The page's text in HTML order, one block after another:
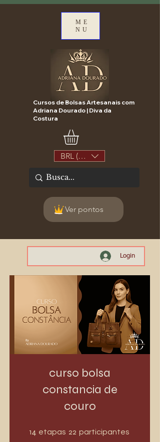
ME
NU
Cursos de Bolsas Artesanais com
Adriana Dourado | Diva da
Costura
BRL (R$)
Ver pontos
Login
curso bolsa
constancia de
couro
14 etapas 22 participantes